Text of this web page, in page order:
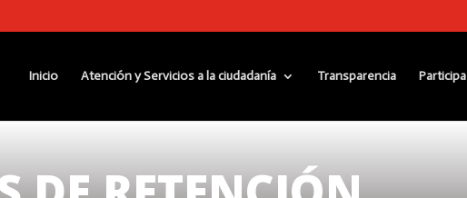
Inicio Atención y Servicios a la ciudadanía Transparencia Participa